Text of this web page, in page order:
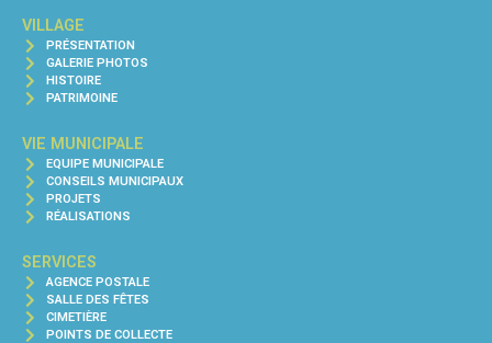
VILLAGE
PRÉSENTATION
GALERIE PHOTOS
HISTOIRE
PATRIMOINE
VIE MUNICIPALE
EQUIPE MUNICIPALE
CONSEILS MUNICIPAUX
PROJETS
RÉALISATIONS
SERVICES
AGENCE POSTALE
SALLE DES FÊTES
CIMETIÈRE
POINTS DE COLLECTE